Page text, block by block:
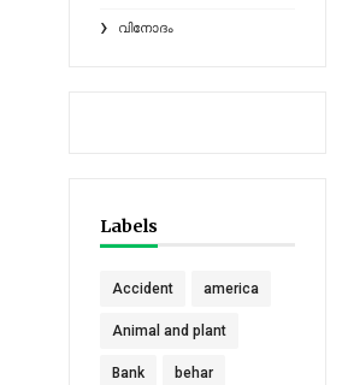
വിനോദം
Labels
Accident america
Animal and plant
Bank behar